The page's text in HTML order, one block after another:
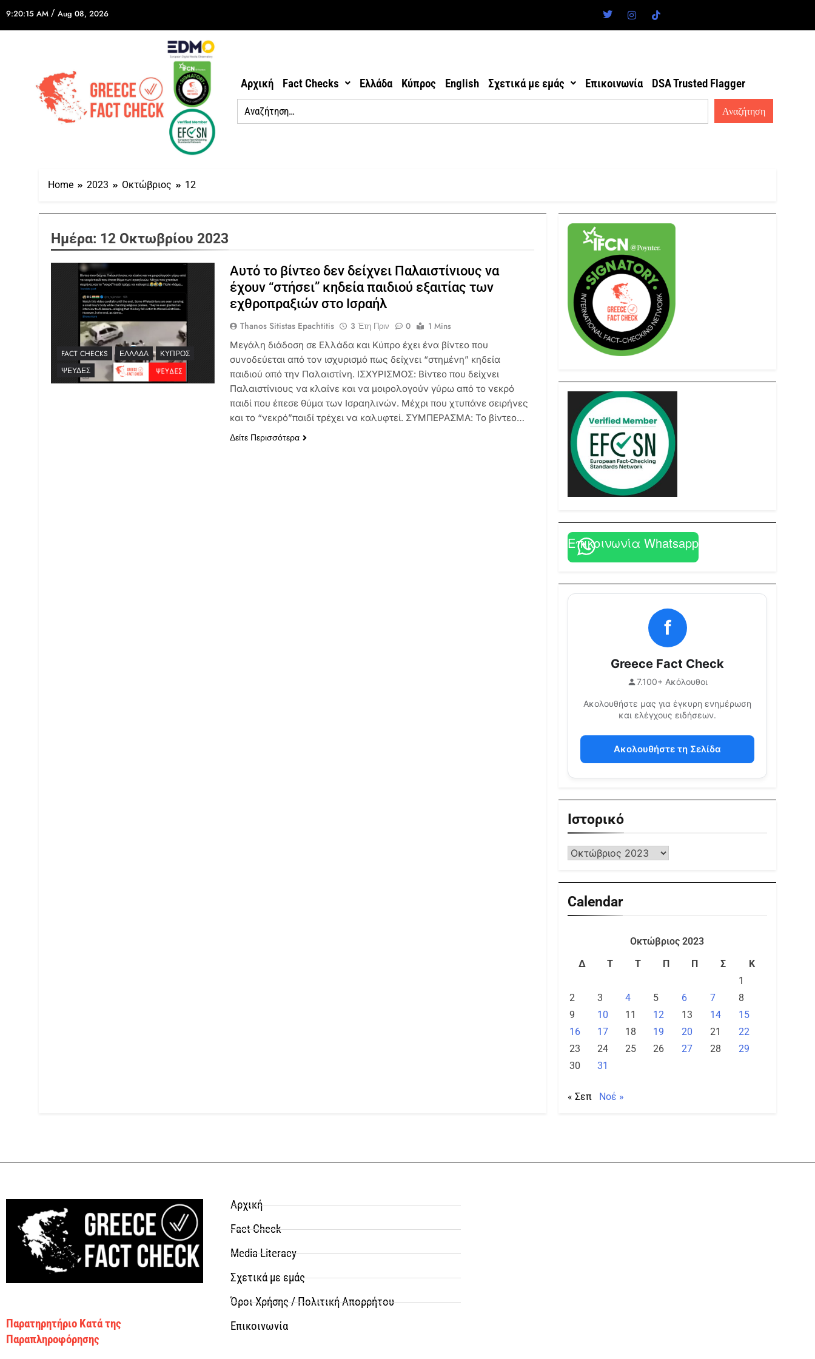
9:20:15 AM / Aug 08, 2026
Αρχική Fact Checks Ελλάδα Κύπρος English Σχετικά με εμάς Επικοινωνία DSA Trusted Flagger
Home 2023 Οκτώβριος 12
Ημέρα: 12 Οκτωβρίου 2023
FACT CHECKS ΕΛΛΆΔΑ
ΚΎΠΡΟΣ
ΨΕΥΔΈΣ
Αυτό το βίντεο δεν δείχνει Παλαιστίνιους να
έχουν “στήσει” κηδεία παιδιού εξαιτίας των
εχθροπραξιών στο Ισραήλ
Thanos Sitistas Epachtitis 3 Έτη Πριν 0
1 Mins
Μεγάλη διάδοση σε Ελλάδα και Κύπρο έχει ένα βίντεο που
συνοδεύεται από τον ισχυρισμό πως δείχνει “στημένη” κηδεία
παιδιού από την Παλαιστίνη. ΙΣΧΥΡΙΣΜΟΣ: Βίντεο που δείχνει
Παλαιστίνιους να κλαίνε και να μοιρολογούν γύρω από το νεκρό
παιδί που έπεσε θύμα των Ισραηλινών. Μέχρι που χτυπάνε σειρήνες
και το “νεκρό”παιδί τρέχει να καλυφτεί. ΣΥΜΠΕΡΑΣΜΑ: Το βίντεο…
Δείτε Περισσότερα
Επικοινωνία Whatsapp
f
Greece Fact Check
7.100+ Ακόλουθοι
Ακολουθήστε μας για έγκυρη ενημέρωση
και ελέγχους ειδήσεων.
Ακολουθήστε τη Σελίδα
Ιστορικό
Calendar
Οκτώβριος 2023
Δ
Τ Τ Π Π Σ
Κ
1
2
3 4 5 6 7
8
9
10 11 12 13 14
15
16
17 18 19 20 21
22
23
24 25 26 27 28
29
30
31
« Σεπ Νοέ »
Παρατηρητήριο Κατά της
Παραπληροφόρησης
Αρχική
Fact Check
Media Literacy
Σχετικά με εμάς
Όροι Χρήσης / Πολιτική Απορρήτου
Επικοινωνία